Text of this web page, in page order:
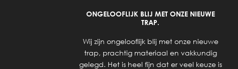
ONGELOOFLIJK BLIJ MET ONZE NIEUWE
TRAP.
Wij zijn ongelooflijk blij met onze nieuwe
trap, prachtig materiaal en vakkundig
gelegd. Het is heel fijn dat er veel keuze is